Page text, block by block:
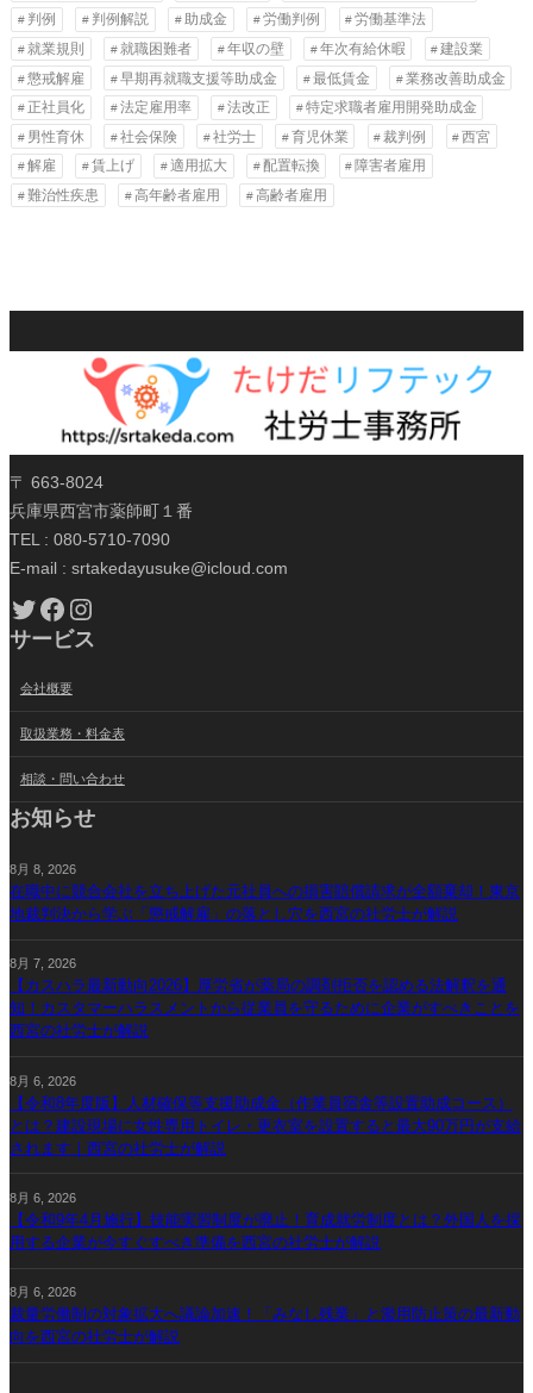
判例
判例解説 助成金 労働判例
労働基準法
就業規則
就職困難者 年収の壁 年次有給休暇
建設業
懲戒解雇
早期再就職支援等助成金 最低賃金
業務改善助成金
正社員化
法定雇用率 法改正
特定求職者雇用開発助成金
男性育休
社会保険 社労士 育児休業 裁判例
西宮
解雇
賃上げ 適用拡大 配置転換
障害者雇用
難治性疾患
高年齢者雇用 高齢者雇用
〒 663-8024
兵庫県西宮市薬師町１番
TEL : 080-5710-7090
E-mail : srtakedayusuke@icloud.com
Twitter Facebook Instagram
サービス
会社概要
取扱業務・料金表
相談・問い合わせ
お知らせ
8月 8, 2026
在職中に競合会社を立ち上げた元社員への損害賠償請求が全額棄却！東京
地裁判決から学ぶ「懲戒解雇」の落とし穴を西宮の社労士が解説
8月 7, 2026
【カスハラ最新動向2026】厚労省が薬局の調剤拒否を認める法解釈を通
知！カスタマーハラスメントから従業員を守るために企業がすべきことを
西宮の社労士が解説
8月 6, 2026
【令和8年度版】人材確保等支援助成金（作業員宿舎等設置助成コース）
とは？建設現場に女性専用トイレ・更衣室を設置すると最大90万円が支給
されます｜西宮の社労士が解説
8月 6, 2026
【令和9年4月施行】技能実習制度が廃止！育成就労制度とは？外国人を採
用する企業が今すぐすべき準備を西宮の社労士が解説
8月 6, 2026
裁量労働制の対象拡大へ議論加速！「みなし残業」と濫用防止策の最新動
向を西宮の社労士が解説